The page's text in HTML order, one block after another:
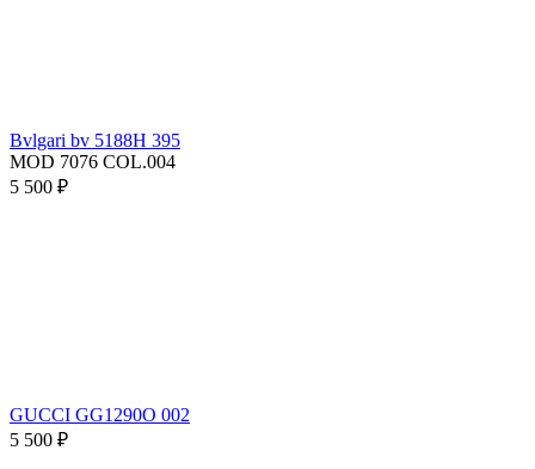
Bvlgari bv 5188H 395
MOD 7076 COL.004
5 500 ₽
GUCCI GG1290O 002
5 500 ₽